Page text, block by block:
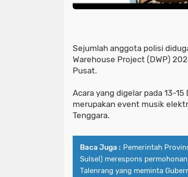
Sejumlah anggota polisi
Warehouse Project (DWP)
Pusat.
Acara yang digelar pada 13-
merupakan event musik
Tenggara.
Baca Juga : Pemerintah
Sulsel) merespons
Talenrang yang meminta